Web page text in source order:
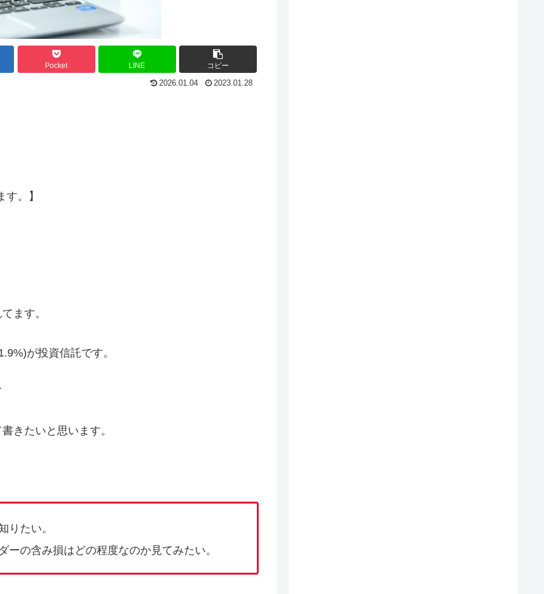
Pocket LINE コピー
2026.01.04 2023.01.28
。】
ます。
が投資信託です。
きたいと思います。
りたい。
の含み損はどの程度なのか見てみたい。